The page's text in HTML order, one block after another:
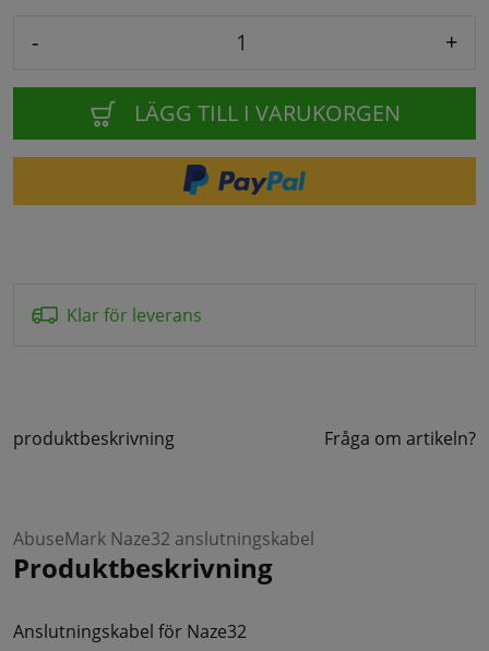
- +
LÄGG TILL I VARUKORGEN
Klar för leverans
produktbeskrivning Fråga om artikeln?
AbuseMark Naze32 anslutningskabel
Produktbeskrivning
Anslutningskabel för Naze32